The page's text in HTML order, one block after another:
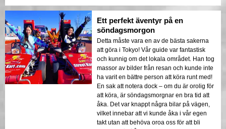
Ett perfekt äventyr på en
söndagsmorgon
Detta måste vara en av de bästa sakerna
att göra i Tokyo! Vår guide var fantastisk
och kunnig om det lokala området. Han tog
massor av bilder från resan och kunde inte
ha varit en bättre person att köra runt med!
En sak att notera dock – om du är orolig för
att köra, är söndagsmorgnar en bra tid att
åka. Det var knappt några bilar på vägen,
vilket innebar att vi kunde åka i vår egen
takt utan att behöva oroa oss för att bli